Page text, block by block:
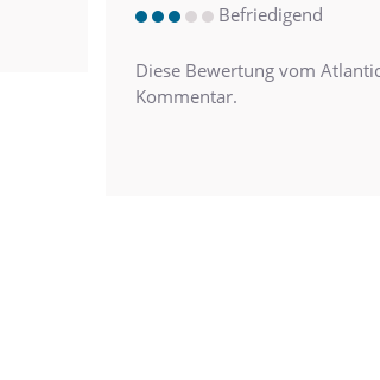
Befriedigend
Diese Bewertung vom
Kommentar.